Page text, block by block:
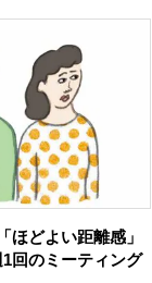
ほどよい距離感」
回のミーティング